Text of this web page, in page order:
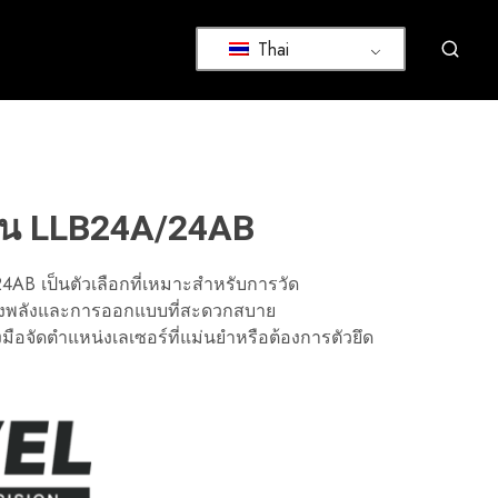
Thai
LLB24A/24AB
เป็นตัวเลือกที่เหมาะสำหรับการวัด
ลังและการออกแบบที่สะดวกสบาย
อจัดตำแหน่งเลเซอร์ที่แม่นยำหรือต้องการตัวยึด